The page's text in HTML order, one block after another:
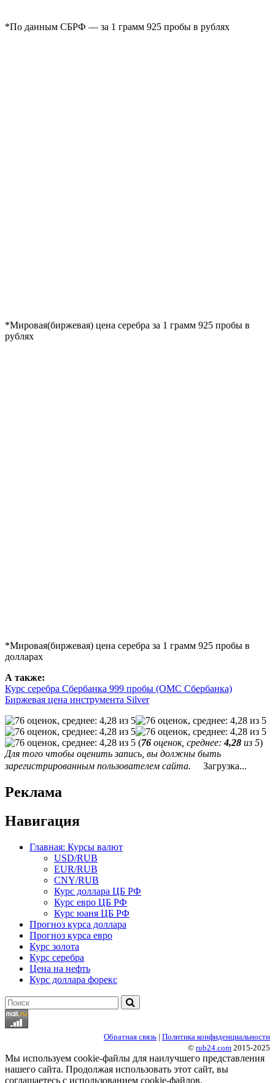
*По данным СБРФ — за 1 грамм 925 пробы в рублях
*Мировая(биржевая) цена серебра за 1 грамм 925 пробы в
рублях
*Мировая(биржевая) цена серебра за 1 грамм 925 пробы в
долларах
А также:
Курс серебра Сбербанка 999 пробы (ОМС Сбербанка)
Биржевая цена инструмента Silver
(76 оценок, среднее:4,28 из 5)
Для того чтобы оценить запись, вы должны быть
зарегистрированным пользователем сайта.
Загрузка...
Реклама
Навигация
Главная: Курсы валют
USD/RUB
EUR/RUB
CNY/RUB
Курс доллара ЦБ РФ
Курс евро ЦБ РФ
Курс юаня ЦБ РФ
Прогноз курса доллара
Прогноз курса евро
Курс золота
Курс серебра
Цена на нефть
Курс доллара форекс
Найти:
Обратная связь | Политика конфиденциальности
© rub24.com 2015-2025
Мы используем cookie-файлы для наилучшего представления
нашего сайта. Продолжая использовать этот сайт, вы
соглашаетесь с использованием cookie-файлов.